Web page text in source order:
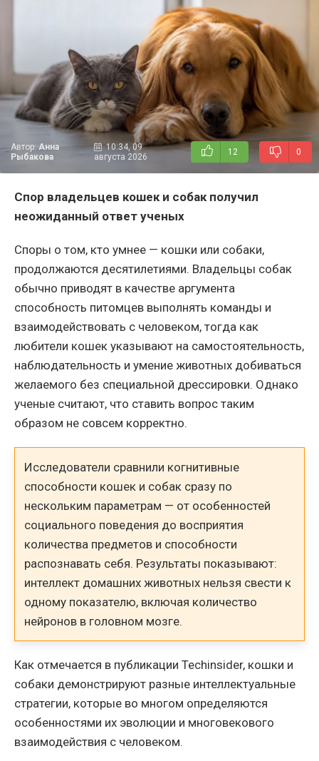
Автор:Анна
Рыбакова
10:34, 09
августа 2026
12 0
Спор владельцев кошек и собак получил
неожиданный ответ ученых
Споры о том, кто умнее — кошки или собаки,
продолжаются десятилетиями. Владельцы собак
обычно приводят в качестве аргумента
способность питомцев выполнять команды и
взаимодействовать с человеком, тогда как
любители кошек указывают на самостоятельность,
наблюдательность и умение животных добиваться
желаемого без специальной дрессировки. Однако
ученые считают, что ставить вопрос таким
образом не совсем корректно.
Исследователи сравнили когнитивные
способности кошек и собак сразу по
нескольким параметрам — от особенностей
социального поведения до восприятия
количества предметов и способности
распознавать себя. Результаты показывают:
интеллект домашних животных нельзя свести к
одному показателю, включая количество
нейронов в головном мозге.
Как отмечается в публикации Techinsider, кошки и
собаки демонстрируют разные интеллектуальные
стратегии, которые во многом определяются
особенностями их эволюции и многовекового
взаимодействия с человеком.